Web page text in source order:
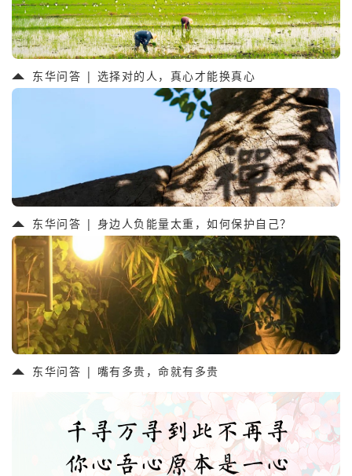
东华问答 | 选择对的人，真心才能换真心
东华问答 | 身边人负能量太重，如何保护自己？
东华问答 | 嘴有多贵，命就有多贵